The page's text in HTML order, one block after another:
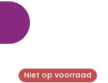
Niet op voorraad